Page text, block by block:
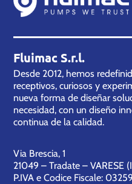
Fluimac S.r.l.
Desde 2012, hemos
receptivos, curiosos y
nueva forma de diseñar
necesidad, con un diseño
continua de la calidad.
Via Brescia, 1
21049 – Tradate – VARESE
P.IVA e Codice Fiscale: